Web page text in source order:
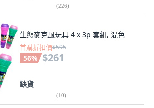
(226)
生態麥克風玩具 4 x 3p 套組, 混色
首購折扣價$595
56% $261
缺貨
(10)